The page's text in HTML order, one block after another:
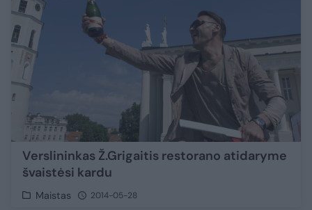
Verslininkas Ž.Grigaitis restorano atidaryme
švaistėsi kardu
Maistas 2014-05-28